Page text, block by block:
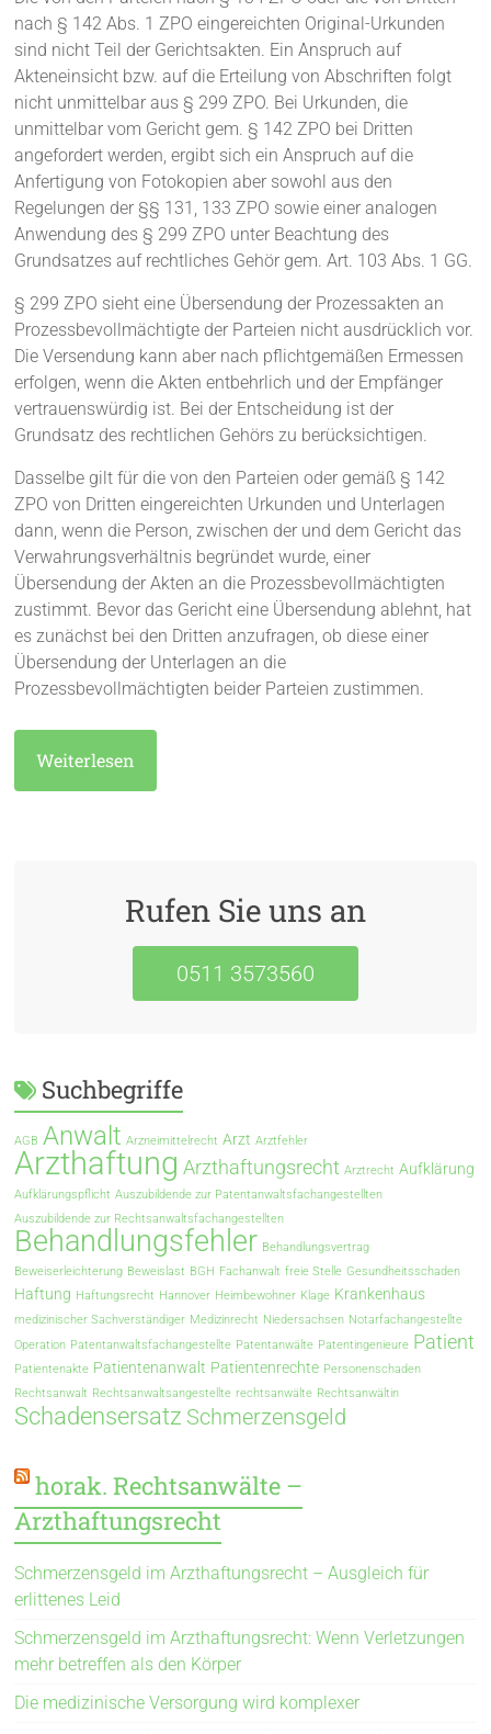
nach § 142 Abs. 1 ZPO eingereichten Original-Urkunden
sind nicht Teil der Gerichtsakten. Ein Anspruch auf
Akteneinsicht bzw. auf die Erteilung von Abschriften folgt
nicht unmittelbar aus § 299 ZPO. Bei Urkunden, die
unmittelbar vom Gericht gem. § 142 ZPO bei Dritten
angefordert werden, ergibt sich ein Anspruch auf die
Anfertigung von Fotokopien aber sowohl aus den
Regelungen der §§ 131, 133 ZPO sowie einer analogen
Anwendung des § 299 ZPO unter Beachtung des
Grundsatzes auf rechtliches Gehör gem. Art. 103 Abs. 1 GG.
§ 299 ZPO sieht eine Übersendung der Prozessakten an
Prozessbevollmächtigte der Parteien nicht ausdrücklich vor.
Die Versendung kann aber nach pflichtgemäßen Ermessen
erfolgen, wenn die Akten entbehrlich und der Empfänger
vertrauenswürdig ist. Bei der Entscheidung ist der
Grundsatz des rechtlichen Gehörs zu berücksichtigen.
Dasselbe gilt für die von den Parteien oder gemäß § 142
ZPO von Dritten eingereichten Urkunden und Unterlagen
dann, wenn die Person, zwischen der und dem Gericht das
Verwahrungsverhältnis begründet wurde, einer
Übersendung der Akten an die Prozessbevollmächtigten
zustimmt. Bevor das Gericht eine Übersendung ablehnt, hat
es zunächst bei den Dritten anzufragen, ob diese einer
Übersendung der Unterlagen an die
Prozessbevollmächtigten beider Parteien zustimmen.
Weiterlesen
Rufen Sie uns an
0511 3573560
Suchbegriffe
AGB Anwalt Arzneimittelrecht Arzt Arztfehler
Arzthaftung Arzthaftungsrecht Arztrecht Aufklärung
Aufklärungspflicht Auszubildende zur Patentanwaltsfachangestellten
Auszubildende zur Rechtsanwaltsfachangestellten
Behandlungsfehler Behandlungsvertrag
Beweiserleichterung Beweislast BGH Fachanwalt freie Stelle Gesundheitsschaden
Haftung Haftungsrecht Hannover Heimbewohner Klage Krankenhaus
medizinischer Sachverständiger Medizinrecht Niedersachsen Notarfachangestellte
Operation Patentanwaltsfachangestellte Patentanwälte Patentingenieure Patient
Patientenakte Patientenanwalt Patientenrechte Personenschaden
Rechtsanwalt Rechtsanwaltsangestellte rechtsanwälte Rechtsanwältin
Schadensersatz Schmerzensgeld
horak. Rechtsanwälte –
Arzthaftungsrecht
Schmerzensgeld im Arzthaftungsrecht – Ausgleich für
erlittenes Leid
Schmerzensgeld im Arzthaftungsrecht: Wenn Verletzungen
mehr betreffen als den Körper
Die medizinische Versorgung wird komplexer